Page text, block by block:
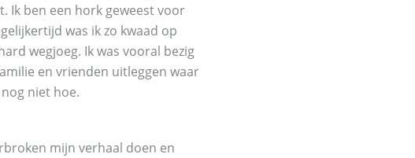
Ik ben een hork geweest voor
was ik zo kwaad op
wegjoeg. Ik was vooral bezig
en vrienden uitleggen waar
niet hoe.
mijn verhaal doen en